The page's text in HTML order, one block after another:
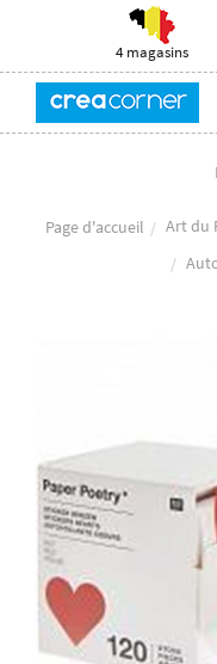
4 magasins
Page d'accueil Art du